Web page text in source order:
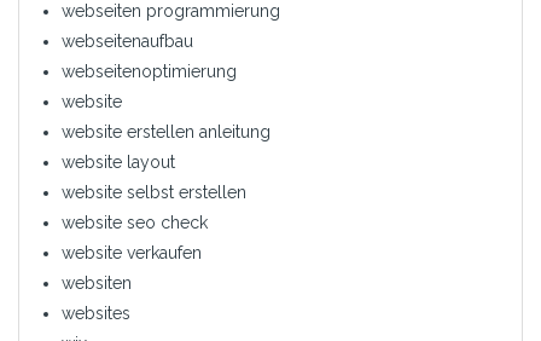
webseiten programmierung
webseitenaufbau
webseitenoptimierung
website
website erstellen anleitung
website layout
website selbst erstellen
website seo check
website verkaufen
websiten
websites